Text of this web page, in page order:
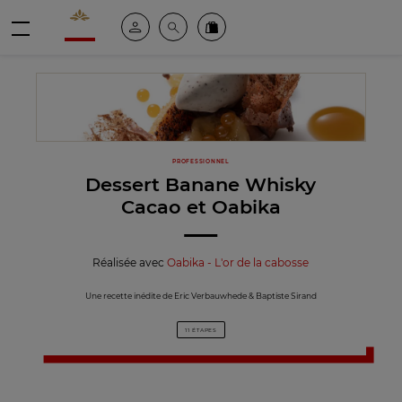
Valrhona - Imaginons le meilleur du chocolat
Espace clientRechercheCommandez en ligne
PROFESSIONNEL
Dessert Banane Whisky
Cacao et Oabika
Réalisée avecOabika - L'or de la cabosse
Une recette inédite de Eric Verbauwhede & Baptiste Sirand
11 ÉTAPES